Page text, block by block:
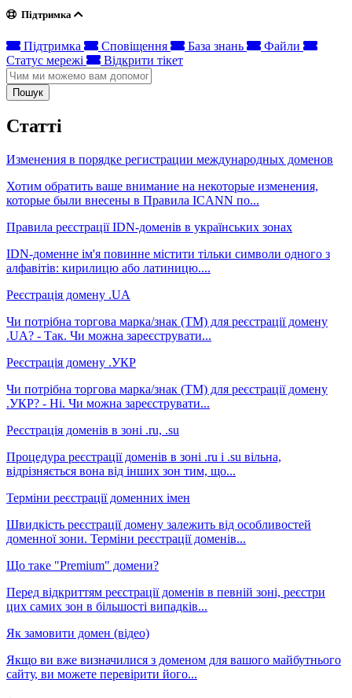
Підтримка
Підтримка Сповіщення База знань
Файли
Статус мережі
Відкрити тікет
Пошук
Статті
Изменения в порядке регистрации международных доменов
Хотим обратить ваше внимание на некоторые изменения,
которые были внесены в Правила ICANN по...
Правила реєстрації IDN-доменів в українських зонах
IDN-доменне ім'я повинне містити тільки символи одного з
алфавітів: кирилицю або латиницю....
Реєстрація домену .UA
Чи потрібна торгова марка/знак (ТМ) для реєстрації домену
.UA? - Так. Чи можна зареєструвати...
Реєстрація домену .УКР
Чи потрібна торгова марка/знак (ТМ) для реєстрації домену
.УКР? - Ні. Чи можна зареєструвати...
Реєстрація доменів в зоні .ru, .su
Процедура реєстрації доменів в зоні .ru і .su вільна,
відрізняється вона від інших зон тим, що...
Терміни реєстрації доменних імен
Швидкість реєстрації домену залежить від особливостей
доменної зони. Терміни реєстрації доменів...
Що таке "Premium" домени?
Перед відкриттям реєстрації доменів в певній зоні, реєстри
цих самих зон в більшості випадків...
Як замовити домен (відео)
Якщо ви вже визначилися з доменом для вашого майбутнього
сайту, ви можете перевірити його...